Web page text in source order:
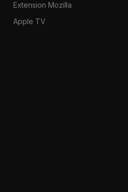
Extension Mozilla
Apple TV